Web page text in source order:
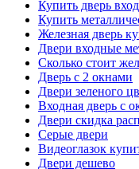
Купить дверь
Купить
Железная дверь
Двери входные
Сколько стоит
Дверь с 2 окнами
Двери зеленого
Входная дверь с
Двери скидка
Серые двери
Видеоглазок
Двери дешево